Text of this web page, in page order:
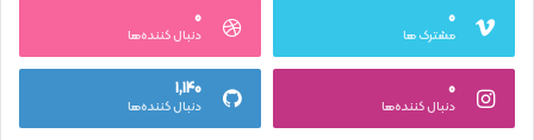
۰
مشترک ها
۰
دنبال کننده‌ها
۰
دنبال کننده‌ها
۱,۱۴۰
دنبال کننده‌ها